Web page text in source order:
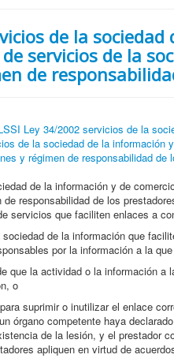
de la
servicios de la
de
Ley 34/2002 servicios de la
de la sociedad de la
y régimen de responsabilidad
de la información y de
responsabilidad de los
servicios que faciliten enlaces a
de la información que
por la información a la
que la actividad o la información
o
suprimir o inutilizar el enlace
órgano competente haya
de la lesión, y el prestador
apliquen en virtud de